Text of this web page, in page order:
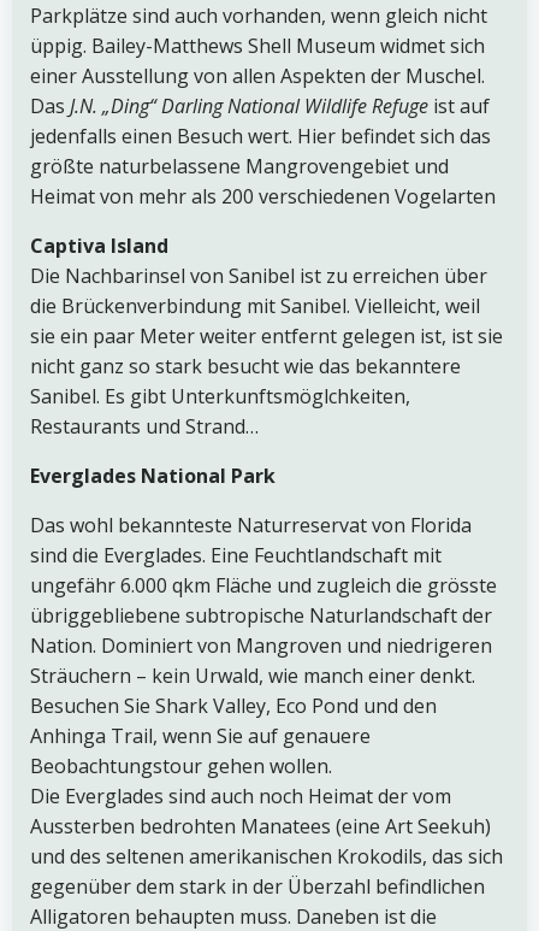
Parkplätze sind auch vorhanden, wenn gleich nicht
üppig. Bailey-Matthews Shell Museum widmet sich
einer Ausstellung von allen Aspekten der Muschel.
Das J.N. „Ding“ Darling National Wildlife Refuge ist auf
jedenfalls einen Besuch wert. Hier befindet sich das
größte naturbelassene Mangrovengebiet und
Heimat von mehr als 200 verschiedenen Vogelarten
Captiva Island
Die Nachbarinsel von Sanibel ist zu erreichen über
die Brückenverbindung mit Sanibel. Vielleicht, weil
sie ein paar Meter weiter entfernt gelegen ist, ist sie
nicht ganz so stark besucht wie das bekanntere
Sanibel. Es gibt Unterkunftsmöglchkeiten,
Restaurants und Strand…
Everglades National Park
Das wohl bekannteste Naturreservat von Florida
sind die Everglades. Eine Feuchtlandschaft mit
ungefähr 6.000 qkm Fläche und zugleich die grösste
übriggebliebene subtropische Naturlandschaft der
Nation. Dominiert von Mangroven und niedrigeren
Sträuchern – kein Urwald, wie manch einer denkt.
Besuchen Sie Shark Valley, Eco Pond und den
Anhinga Trail, wenn Sie auf genauere
Beobachtungstour gehen wollen.
Die Everglades sind auch noch Heimat der vom
Aussterben bedrohten Manatees (eine Art Seekuh)
und des seltenen amerikanischen Krokodils, das sich
gegenüber dem stark in der Überzahl befindlichen
Alligatoren behaupten muss. Daneben ist die